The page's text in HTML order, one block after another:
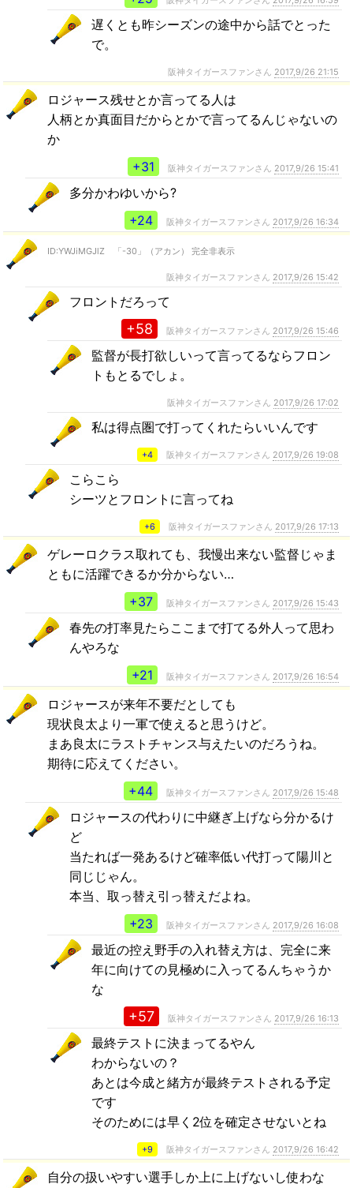
遅くとも昨シーズンの途中から話でとった
で。
阪神タイガースファンさん 2017,9/26 21:15
ロジャース残せとか言ってる人は
人柄とか真面目だからとかで言ってるんじゃないの
か
+31
阪神タイガースファンさん 2017,9/26 15:41
多分かわゆいから?
+24
阪神タイガースファンさん 2017,9/26 16:34
ID:YWJiMGJlZ 「-30」（アカン） 完全非表示
阪神タイガースファンさん 2017,9/26 15:42
フロントだろって
+58 阪神タイガースファンさん 2017,9/26 15:46
監督が長打欲しいって言ってるならフロン
トもとるでしょ。
阪神タイガースファンさん 2017,9/26 17:02
私は得点圏で打ってくれたらいいんです
+4 阪神タイガースファンさん 2017,9/26 19:08
こらこら
シーツとフロントに言ってね
+6 阪神タイガースファンさん 2017,9/26 17:13
ゲレーロクラス取れても、我慢出来ない監督じゃま
ともに活躍できるか分からない…
+37
阪神タイガースファンさん 2017,9/26 15:43
春先の打率見たらここまで打てる外人って思わ
んやろな
+21
阪神タイガースファンさん 2017,9/26 16:54
ロジャースが来年不要だとしても
現状良太より一軍で使えると思うけど。
まあ良太にラストチャンス与えたいのだろうね。
期待に応えてください。
+44
阪神タイガースファンさん 2017,9/26 15:48
ロジャースの代わりに中継ぎ上げなら分かるけ
ど
当たれば一発あるけど確率低い代打って陽川と
同じじゃん。
本当、取っ替え引っ替えだよね。
+23
阪神タイガースファンさん 2017,9/26 16:08
最近の控え野手の入れ替え方は、完全に来
年に向けての見極めに入ってるんちゃうか
な
+57 阪神タイガースファンさん 2017,9/26 16:13
最終テストに決まってるやん
わからないの？
あとは今成と緒方が最終テストされる予定
です
そのためには早く2位を確定させないとね
+9 阪神タイガースファンさん 2017,9/26 16:42
自分の扱いやすい選手しか上に上げないし使わな